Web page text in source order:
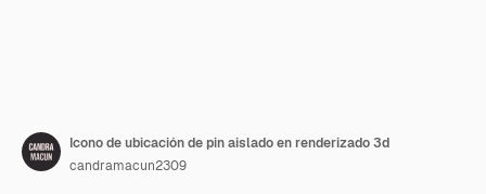
Icono de ubicación de pin aislado en renderizado 3d
candramacun2309